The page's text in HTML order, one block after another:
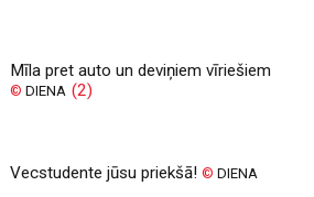
Mīla pret auto un deviņiem vīriešiem
© DIENA (2)
Vecstudente jūsu priekšā!© DIENA